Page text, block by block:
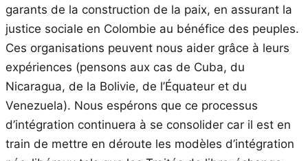
garants de la construction de la paix, en assurant la
justice sociale en Colombie au bénéfice des peuples.
Ces organisations peuvent nous aider grâce à leurs
expériences (pensons aux cas de Cuba, du
Nicaragua, de la Bolivie, de l’Équateur et du
Venezuela). Nous espérons que ce processus
d’intégration continuera à se consolider car il est en
train de mettre en déroute les modèles d’intégration